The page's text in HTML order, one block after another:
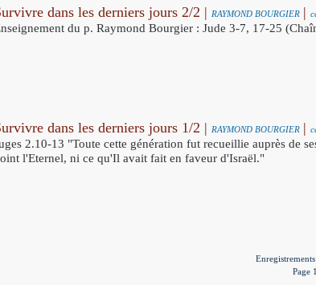
dans les derniers jours 2/2 | RAYMOND BOURGIER |
du p. Raymond Bourgier : Jude 3-7, 17-25
dans les derniers jours 1/2 | RAYMOND BOURGIER |
2.10-13 "Toute cette génération fut recueillie auprès de
l'Eternel, ni ce qu'Il avait fait en faveur d'Israël."
Page